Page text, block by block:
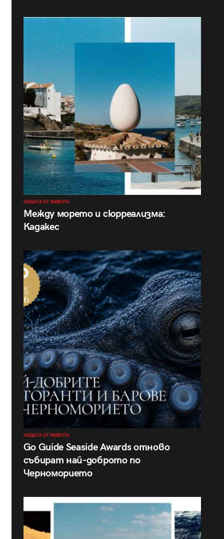
НЕЩАТА ОТ ЖИВОТА
Между морето и сюрреализма:
Кадакес
НЕЩАТА ОТ ЖИВОТА
Go Guide Seaside Awards отново
събират най-доброто по
Черноморието